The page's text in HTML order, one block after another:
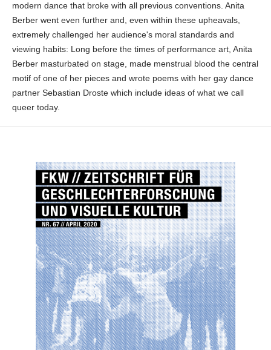
modern dance that broke with all previous conventions. Anita
Berber went even further and, even within these upheavals,
extremely challenged her audience's moral standards and
viewing habits: Long before the times of performance art, Anita
Berber masturbated on stage, made menstrual blood the central
motif of one of her pieces and wrote poems with her gay dance
partner Sebastian Droste which include ideas of what we call
queer today.